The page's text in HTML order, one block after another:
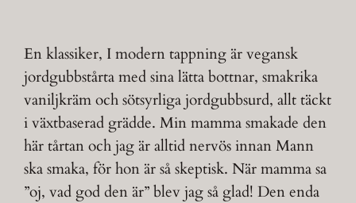
En klassiker, I modern tappning är vegansk
jordgubbstårta med sina lätta bottnar, smakrika
vaniljkräm och sötsyrliga jordgubbsurd, allt täckt
i växtbaserad grädde. Min mamma smakade den
här tårtan och jag är alltid nervös innan Mann
ska smaka, för hon är så skeptisk. När mamma sa
”oj, vad god den är” blev jag så glad! Den enda